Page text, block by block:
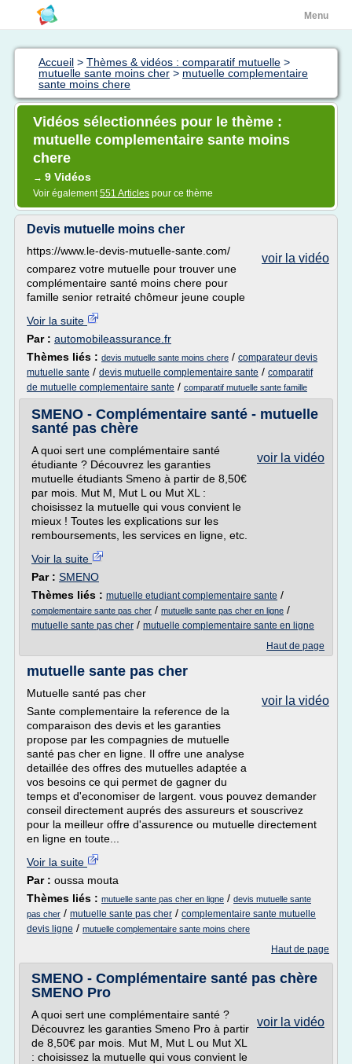
Menu
Accueil > Thèmes & vidéos : comparatif mutuelle >
mutuelle sante moins cher > mutuelle complementaire
sante moins chere
Vidéos sélectionnées pour le thème :
mutuelle complementaire sante moins
chere
→ 9 Vidéos
Voir également551 Articles pour ce thème
Devis mutuelle moins cher
voir la vidéo
https://www.le-devis-mutuelle-sante.com/
comparez votre mutuelle pour trouver une
complémentaire santé moins chere pour
famille senior retraité chômeur jeune couple
Voir la suite
Par : automobileassurance.fr
Thèmes liés : devis mutuelle sante moins chere / comparateur devis
mutuelle sante / devis mutuelle complementaire sante / comparatif
de mutuelle complementaire sante / comparatif mutuelle sante famille
SMENO - Complémentaire santé - mutuelle
santé pas chère
voir la vidéo
A quoi sert une complémentaire santé
étudiante ? Découvrez les garanties
mutuelle étudiants Smeno à partir de 8,50€
par mois. Mut M, Mut L ou Mut XL :
choisissez la mutuelle qui vous convient le
mieux ! Toutes les explications sur les
remboursements, les services en ligne, etc.
Voir la suite
Par : SMENO
Thèmes liés : mutuelle etudiant complementaire sante /
complementaire sante pas cher / mutuelle sante pas cher en ligne /
mutuelle sante pas cher / mutuelle complementaire sante en ligne
Haut de page
mutuelle sante pas cher
voir la vidéo
Mutuelle santé pas cher
Sante complementaire la reference de la
comparaison des devis et les garanties
propose par les compagnies de mutuelle
santé pas cher en ligne. Il offre une analyse
detaillée des offres des mutuelles adaptée a
vos besoins ce qui permet de gagner du
temps et d'economiser de largent. vous pouvez demander
conseil directement auprés des assureurs et souscrivez
pour la meilleur offre d'assurence ou mutuelle directement
en ligne en toute...
Voir la suite
Par : oussa mouta
Thèmes liés : mutuelle sante pas cher en ligne / devis mutuelle sante
pas cher / mutuelle sante pas cher / complementaire sante mutuelle
devis ligne / mutuelle complementaire sante moins chere
Haut de page
SMENO - Complémentaire santé pas chère
SMENO Pro
voir la vidéo
A quoi sert une complémentaire santé ?
Découvrez les garanties Smeno Pro à partir
de 8,50€ par mois. Mut M, Mut L ou Mut XL
: choisissez la mutuelle qui vous convient le